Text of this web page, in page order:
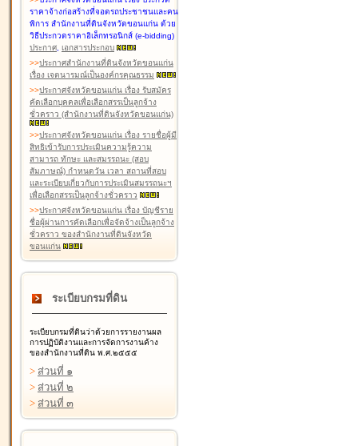
ราคาจ้างก่อสร้างที่จอดรถประชาชนและคน
พิการ สำนักงานที่ดินจังหวัดขอนแก่น ด้วย
วิธีประกวดราคาอิเล็กทรอนิกส์ (e-bidding)
ประกาศ, เอกสารประกอบ
>>ประกาศสำนักงานที่ดินจังหวัดขอนแก่น
เรื่อง เจตนารมณ์เป็นองค์กรคุณธรรม
>>ประกาศจังหวัดขอนแก่น เรื่อง รับสมัคร
คัดเลือกบุคคลเพื่อเลือกสรรเป็นลูกจ้าง
ชั่วคราว (สำนักงานที่ดินจังหวัดขอนแก่น)
>>ประกาศจังหวัดขอนแก่น เรื่อง รายชื่อผู้มี
สิทธิเข้ารับการประเมินความรู้ความ
สามารถ ทักษะ และสมรรถนะ (สอบ
สัมภาษณ์) กำหนดวัน เวลา สถานที่สอบ
และระเบียบเกี่ยวกับการประเมินสมรรถนะฯ
เพื่อเลือกสรรเป็นลูกจ้างชั่วคราว
>>ประกาศจังหวัดขอนแก่น เรื่อง บัญชีราย
ชื่อผู้ผ่านการคัดเลือกเพื่อจัดจ้างเป็นลูกจ้าง
ชั่วคราว ของสำนักงานที่ดินจังหวัด
ขอนแก่น
ระเบียบกรมที่ดิน
ระเบียบกรมที่ดินว่าด้วยการรายงานผล
การปฏิบัติงานและการจัดการงานค้าง
ของสำนักงานที่ดิน พ.ศ.๒๕๕๕
> ส่วนที่ ๑
> ส่วนที่ ๒
> ส่วนที่ ๓